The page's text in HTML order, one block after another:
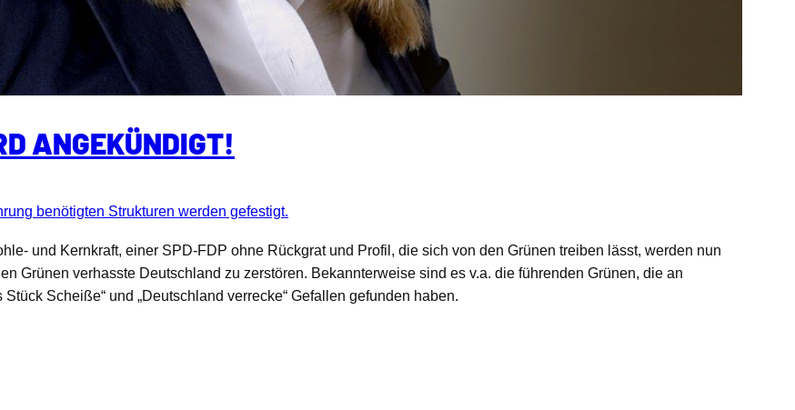
ANGEKÜNDIGT!
benötigten Strukturen werden gefestigt.
und Kernkraft, einer SPD-FDP ohne Rückgrat und Profil, die sich von den Grünen treiben lässt, werden nun
Grünen verhasste Deutschland zu zerstören. Bekannterweise sind es v.a. die führenden Grünen, die an
Scheiße“ und „Deutschland verrecke“ Gefallen gefunden haben.